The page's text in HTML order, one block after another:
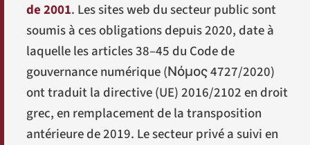
de 2001. Les sites web du secteur public sont
soumis à ces obligations depuis 2020, date à
laquelle les articles 38–45 du Code de
gouvernance numérique (Νόμος 4727/2020)
ont traduit la directive (UE) 2016/2102 en droit
grec, en remplacement de la transposition
antérieure de 2019. Le secteur privé a suivi en